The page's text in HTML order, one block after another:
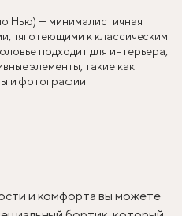
Нью) — минималистичная
тяготеющими к классическим
подходит для интерьера,
элементы, такие как
и фотографии.
и комфорта вы можете